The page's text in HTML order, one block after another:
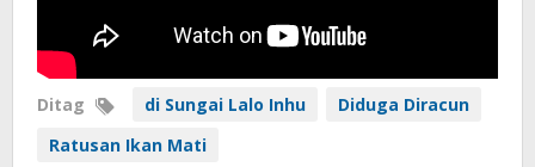
Ditag di Sungai Lalo Inhu
Diduga Diracun
Ratusan Ikan Mati